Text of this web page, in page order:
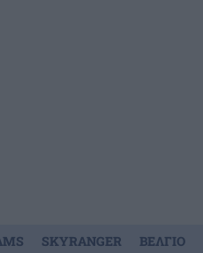
SKYRANGER ΒΕΛΓΙΟ